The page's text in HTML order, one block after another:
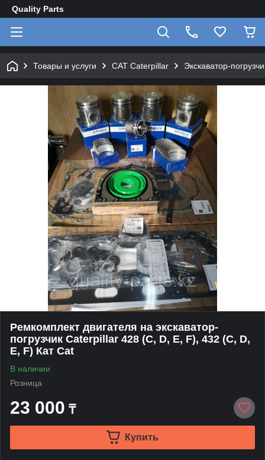
Quality Parts
Товары и услуги CAT Caterpillar Экскаватор-
Ремкомплект двигателя на экскаватор-
погрузчик Caterpillar 428 (C, D, E, F), 432 (C, D,
E, F) Кат Cat
В наличии
Розница
23 000 ₸
Купить